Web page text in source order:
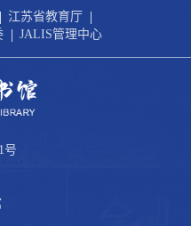
| 江苏省教育厅 |
| JALIS管理中心
号